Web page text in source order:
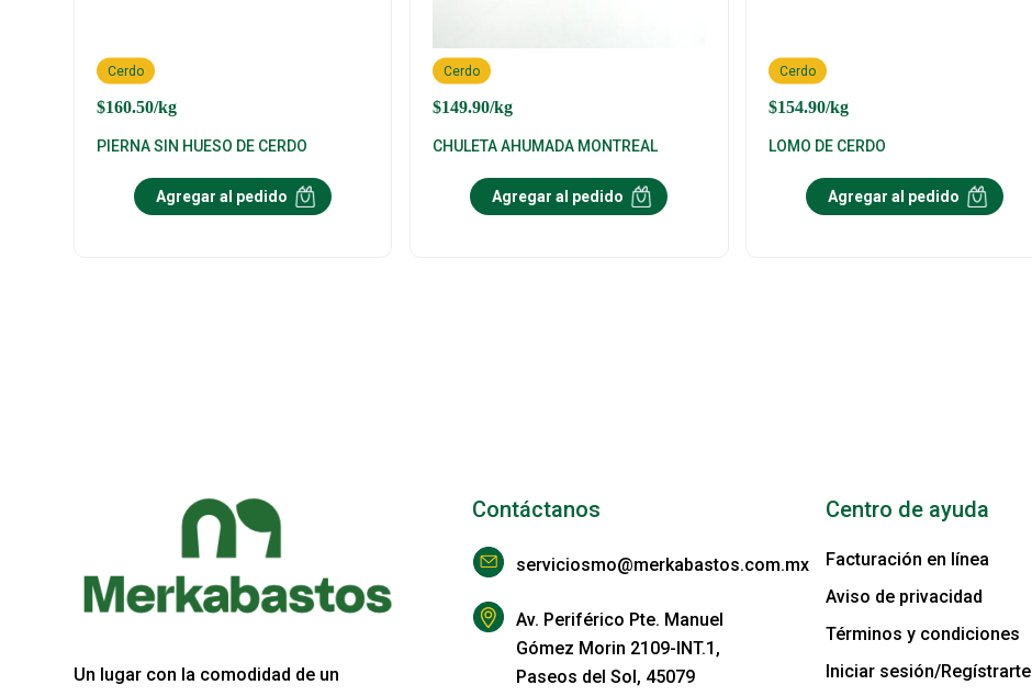
$160.50/kg
Cerdo
PIERNA SIN HUESO DE CERDO
Agregar al pedido
$149.90/kg
Cerdo
CHULETA AHUMADA MONTREAL
Agregar al pedido
$154.90/kg
Cerdo
LOMO DE CERDO
Agregar al pedido
Un lugar con la comodidad de un
Contáctanos
serviciosmo@merkabastos.com.mx
Av. Periférico Pte. Manuel
Gómez Morin 2109-INT.1,
Paseos del Sol, 45079
Centro de ayuda
Facturación en línea
Aviso de privacidad
Términos y condiciones
Iniciar sesión/Regístrarte